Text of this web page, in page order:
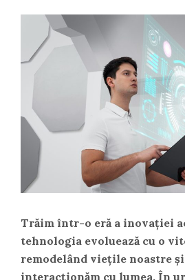
Trăim într-o eră a inovației
tehnologia evoluează cu o
remodelând viețile noastre
interacționăm cu lumea. În